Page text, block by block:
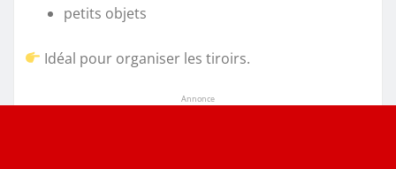
petits objets
Idéal pour organiser les tiroirs.
Annonce